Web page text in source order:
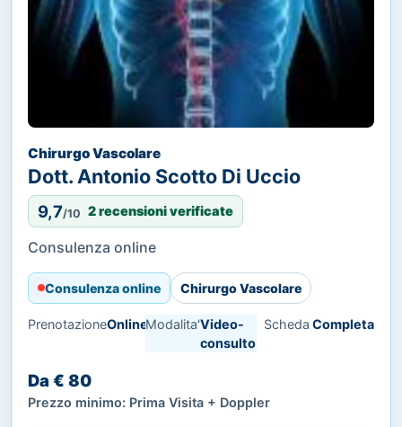
Chirurgo Vascolare
Dott. Antonio Scotto Di Uccio
9,7/10 2 recensioni verificate
Consulenza online
Consulenza online Chirurgo Vascolare
PrenotazioneOnlineModalita'Video-
consulto
Scheda Completa
Da € 80
Prezzo minimo: Prima Visita + Doppler